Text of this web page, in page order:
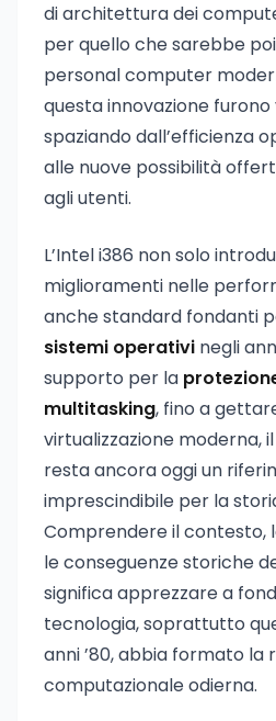
di architettura dei
per quello che sarebbe
personal computer
questa innovazione furono
spaziando dall’efficienza
alle nuove possibilità
agli utenti.
L’Intel i386 non solo
miglioramenti nelle
anche standard fondanti
sistemi operativi negli
supporto per la
multitasking, fino a
virtualizzazione moderna,
resta ancora oggi un
imprescindibile per la
Comprendere il contesto,
le conseguenze storiche
significa apprezzare a
tecnologia, soprattutto
anni ’80, abbia formato la
computazionale odierna.